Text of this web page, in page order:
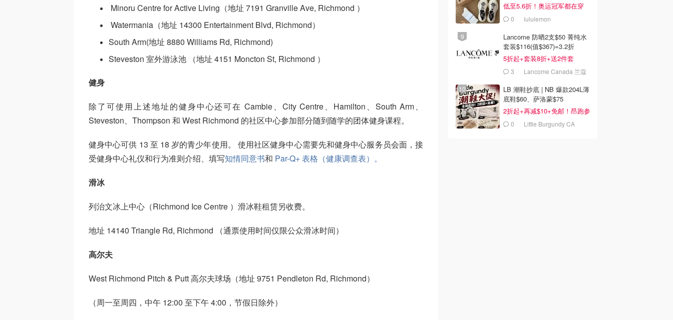
Minoru Centre for Active Living（地址 7191 Granville Ave, Richmond ）
Watermania（地址 14300 Entertainment Blvd, Richmond）
South Arm(地址 8880 Williams Rd, Richmond)
Steveston 室外游泳池 （地址 4151 Moncton St, Richmond ）
健身
除了可使用上述地址的健身中心还可在 Cambie、City Centre、Hamilton、South Arm、
Steveston、Thompson 和 West Richmond 的社区中心参加部分随到随学的团体健身课程。
健身中心可供 13 至 18 岁的青少年使用。 使用社区健身中心需要先和健身中心服务员会面，接
受健身中心礼仪和行为准则介绍、填写知情同意书和 Par-Q+ 表格（健康调查表）。
滑冰
列治文冰上中心（Richmond Ice Centre ）滑冰鞋租赁另收费。
地址 14140 Triangle Rd, Richmond （通票使用时间仅限公众滑冰时间）
高尔夫
West Richmond Pitch & Putt 高尔夫球场（地址 9751 Pendleton Rd, Richmond）
（周一至周四，中午 12:00 至下午 4:00，节假日除外）
低至5.6折！奥运冠军都在穿
0 lululemon
Lancome 防晒2支$50 菁纯水
套装$116(值$367)=3.2折
5折起+套装8折+送2件套
3
Lancome Canada 兰蔻
LB 潮鞋抄底 | NB 爆款204L薄
底鞋$60、萨洛蒙$75
2折起+再减$10+免邮！昂跑参
加 0
Little Burgundy CA